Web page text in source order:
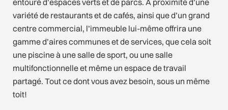
variété de restaurants et de cafés, ainsi que d’un grand
centre commercial, l’immeuble lui-même offrira une
gamme d’aires communes et de services, que cela soit
une piscine à une salle de sport, ou une salle
multifonctionnelle et même un espace de travail
partagé. Tout ce dont vous avez besoin, sous un même
toit!